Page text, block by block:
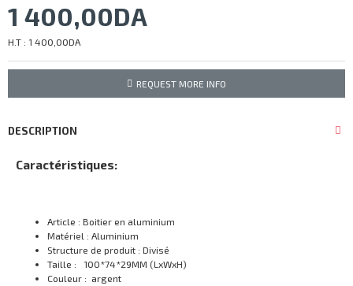
1 400,00DA
H.T : 1 400,00DA
REQUEST MORE INFO
DESCRIPTION
Caractéristiques:
Article : Boitier en aluminium
Matériel : Aluminium
Structure de produit : Divisé
Taille : 100*74*29MM (LxWxH)
Couleur : argent